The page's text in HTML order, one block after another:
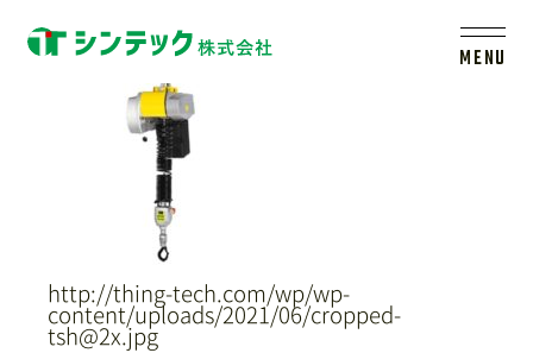
MENU
シンテックについて
製品一覧
cropped-tsh@2x.jpg
http://thing-tech.com/wp/wp-
content/uploads/2021/06/cropped-
tsh@2x.jpg